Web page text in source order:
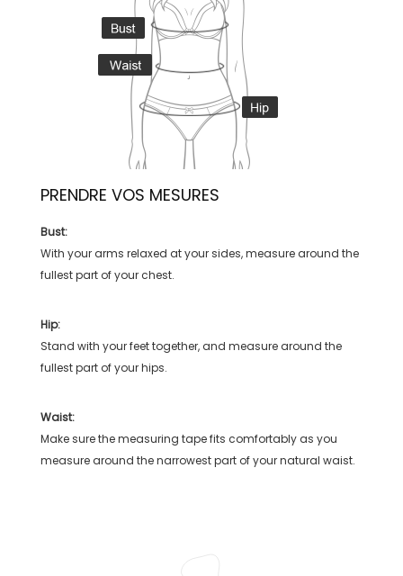
PRENDRE VOS MESURES
Bust:
With your arms relaxed at your sides, measure around the
fullest part of your chest.
Hip:
Stand with your feet together, and measure around the
fullest part of your hips.
Waist:
Make sure the measuring tape fits comfortably as you
measure around the narrowest part of your natural waist.